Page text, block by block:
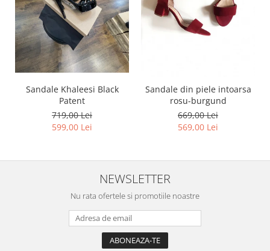
Sandale Khaleesi Black
Patent
719,00 Lei
599,00 Lei
Sandale din piele intoarsa
rosu-burgund
669,00 Lei
569,00 Lei
NEWSLETTER
Nu rata ofertele si promotiile noastre